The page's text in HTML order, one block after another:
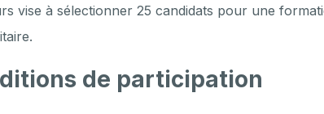
vise à sélectionner 25 candidats pour une
de participation